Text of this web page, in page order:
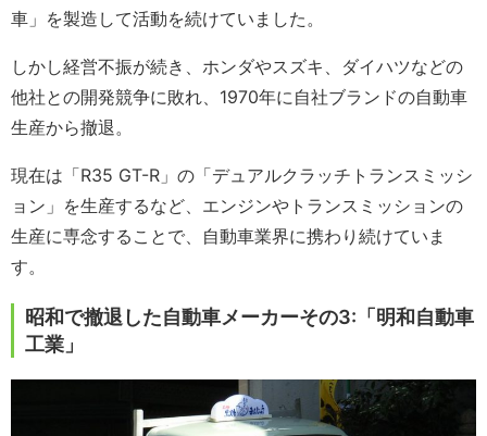
車」を製造して活動を続けていました。
しかし経営不振が続き、ホンダやスズキ、ダイハツなどの
他社との開発競争に敗れ、1970年に自社ブランドの自動車
生産から撤退。
現在は「R35 GT-R」の「デュアルクラッチトランスミッシ
ョン」を生産するなど、エンジンやトランスミッションの
生産に専念することで、自動車業界に携わり続けていま
す。
昭和で撤退した自動車メーカーその3:「明和自動車
工業」